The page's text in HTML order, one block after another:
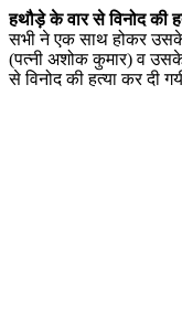
हथौड़े के वार से विनोद की
सभी ने एक साथ होकर उसके
(पत्नी अशोक कुमार) व
से विनोद की हत्या कर दी